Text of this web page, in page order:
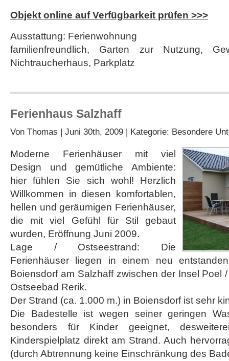
Objekt online auf Verfügbarkeit prüfen >>>
Ausstattung: Ferienwohnung
familienfreundlich, Garten zur Nutzung,
Nichtraucherhaus, Parkplatz
Ferienhaus Salzhaff
Von Thomas | Juni 30th, 2009 | Kategorie: Besondere
Moderne Ferienhäuser mit viel
Design und gemütliche Ambiente:
hier fühlen Sie sich wohl! Herzlich
Willkommen in diesen komfortablen,
hellen und geräumigen Ferienhäuser,
die mit viel Gefühl für Stil gebaut
wurden, Eröffnung Juni 2009.
Lage / Ostseestrand: Die
Ferienhäuser liegen in einem neu
Boiensdorf am Salzhaff zwischen der Insel Poel
Ostseebad Rerik.
Der Strand (ca. 1.000 m.) in Boiensdorf ist sehr
Die Badestelle ist wegen seiner geringen
besonders für Kinder geeignet,
Kinderspielplatz direkt am Strand. Auch
(durch Abtrennung keine Einschränkung des